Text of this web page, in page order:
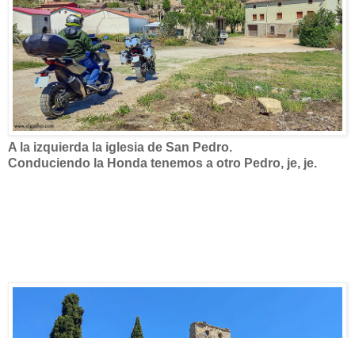
A la izquierda la iglesia de San Pedro.
Conduciendo la Honda tenemos a otro Pedro, je, je.